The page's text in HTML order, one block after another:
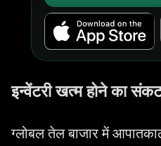
इन्वेंटरी खत्म होने का
ग्लोबल तेल बाजार में